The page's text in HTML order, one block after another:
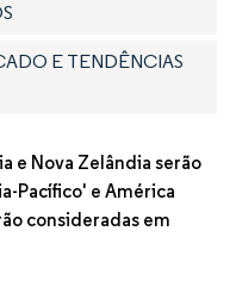
E TENDÊNCIAS
e Nova Zelândia serão
Pacífico' e América
consideradas em